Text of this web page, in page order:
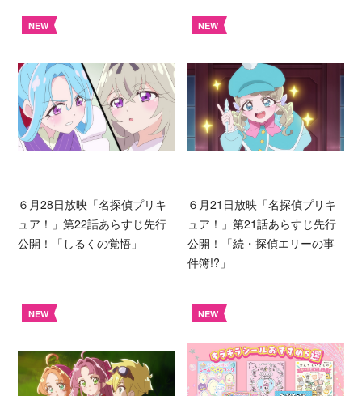
NEW
６月28日放映「名探偵プリキ
ュア！」第22話あらすじ先行
公開！「しるくの覚悟」
NEW
６月21日放映「名探偵プリキ
ュア！」第21話あらすじ先行
公開！「続・探偵エリーの事
件簿!?」
NEW NEW